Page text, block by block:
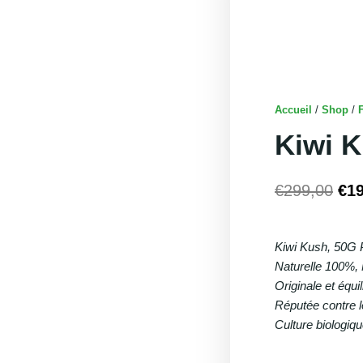
Accueil / Shop /
Kiwi
€299,00 €
Kiwi Kush, 50G
Naturelle 100%,
Originale et
Réputée contre
Culture